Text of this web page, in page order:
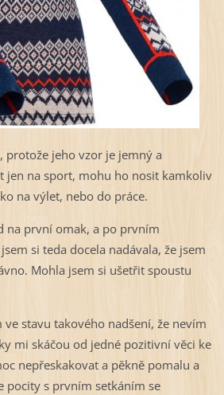
jeho vzor je jemný a
jen na sport, mohu ho nosit kamkoliv
na výlet, nebo do práce.
na první omak, a po prvním
si teda docela nadávala, že jsem
Mohla jsem si ušetřit spoustu
stavu takového nadšení, že nevím
mi skáčou od jedné pozitivní věci ke
nepřeskakovat a pěkně pomalu a
pocity s prvním setkáním se